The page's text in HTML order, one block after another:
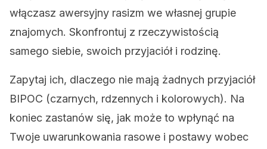
włączasz awersyjny rasizm we własnej grupie
znajomych. Skonfrontuj z rzeczywistością
samego siebie, swoich przyjaciół i rodzinę.
Zapytaj ich, dlaczego nie mają żadnych przyjaciół
BIPOC (czarnych, rdzennych i kolorowych). Na
koniec zastanów się, jak może to wpłynąć na
Twoje uwarunkowania rasowe i postawy wobec